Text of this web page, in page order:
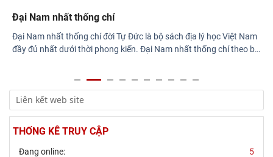
Đại Nam nhất thống chí
Đại Nam nhất thống chí đời Tự Đức là bộ sách địa lý học Việt Nam
đầy đủ nhất dưới thời phong kiến. Đại Nam nhất thống chí theo …
THỐNG KÊ TRUY CẬP
Đang online: 5